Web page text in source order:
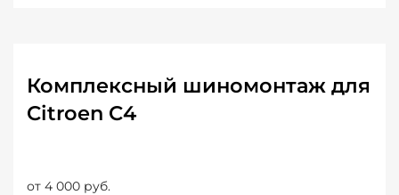
Комплексный шиномонтаж для
Citroen C4
от 4 000 руб.